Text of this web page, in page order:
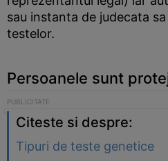
sau instanta de judecata
testelor.
Persoanele sunt
Citeste si despre:
Tipuri de teste genetice